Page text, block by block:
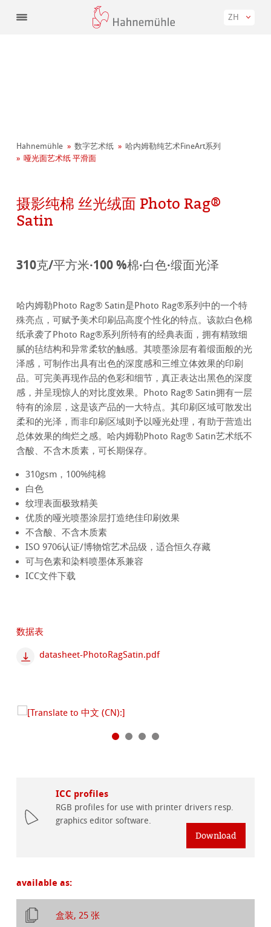
ZH
Hahnemühle 数字艺术纸
哈内姆勒纯艺术FineArt系列
哑光面艺术纸 平滑面
摄影纯棉 丝光绒面 Photo Rag®
Satin
310克/平方米·100 %棉·白色·缎面光泽
哈内姆勒Photo Rag® Satin是Photo Rag®系列中的一个特
殊亮点，可赋予美术印刷品高度个性化的特点。该款白色棉
纸承袭了Photo Rag®系列所特有的经典表面，拥有精致细
腻的毡结构和异常柔软的触感。其喷墨涂层有着缎面般的光
泽感，可制作出具有出色的深度感和三维立体效果的印刷
品。可完美再现作品的色彩和细节，真正表达出黑色的深度
感，并呈现惊人的对比度效果。Photo Rag® Satin拥有一层
特有的涂层，这是该产品的一大特点。其印刷区域可散发出
柔和的光泽，而非印刷区域则予以哑光处理，有助于营造出
总体效果的绚烂之感。哈内姆勒Photo Rag® Satin艺术纸不
含酸、不含木质素，可长期保存。
310gsm，100%纯棉
白色
纹理表面极致精美
优质的哑光喷墨涂层打造绝佳印刷效果
不含酸、不含木质素
ISO 9706认证/博物馆艺术品级，适合恒久存藏
可与色素和染料喷墨体系兼容
ICC文件下载
数据表
datasheet-PhotoRagSatin.pdf
ICC profiles
RGB profiles for use with printer drivers resp.
graphics editor software.
Download
available as:
盒装, 25 张